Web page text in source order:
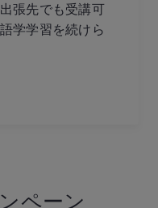
張先でも受講可
学学習を続けら
ペーン